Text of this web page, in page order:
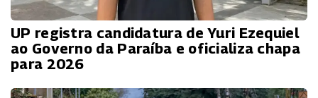
UP registra candidatura de Yuri Ezequiel
ao Governo da Paraíba e oficializa chapa
para 2026